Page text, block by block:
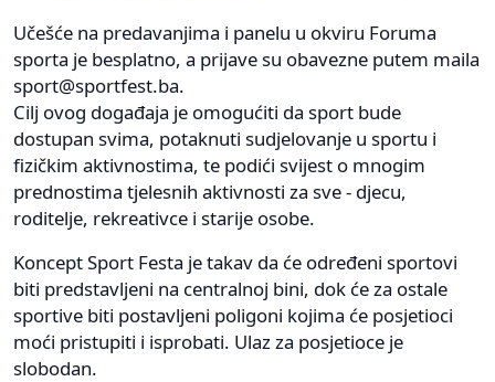
Učešće na predavanjima i panelu u okviru Foruma
sporta je besplatno, a prijave su obavezne putem maila
sport@sportfest.ba.
Cilj ovog događaja je omogućiti da sport bude
dostupan svima, potaknuti sudjelovanje u sportu i
fizičkim aktivnostima, te podići svijest o mnogim
prednostima tjelesnih aktivnosti za sve - djecu,
roditelje, rekreativce i starije osobe.
Koncept Sport Festa je takav da će određeni sportovi
biti predstavljeni na centralnoj bini, dok će za ostale
sportive biti postavljeni poligoni kojima će posjetioci
moći pristupiti i isprobati. Ulaz za posjetioce je
slobodan.